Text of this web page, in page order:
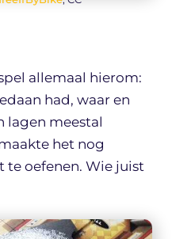
allemaal hierom:
had, waar en
lagen meestal
het nog
oefenen. Wie juist